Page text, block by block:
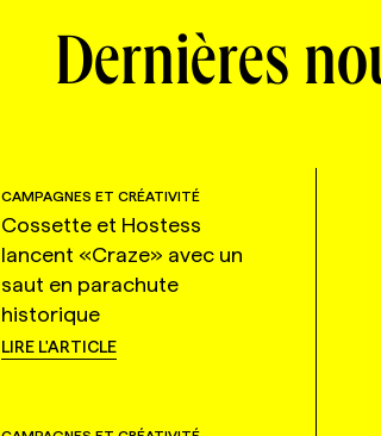
Dernières
CAMPAGNES ET CRÉATIVITÉ
Cossette et Hostess
lancent «Craze» avec un
saut en parachute
historique
LIRE L'ARTICLE